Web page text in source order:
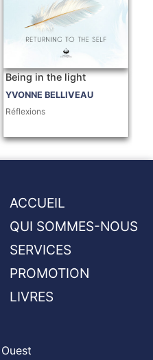
Being in the light
YVONNE BELLIVEAU
Réflexions
ACCUEIL
QUI SOMMES-NOUS
SERVICES
PROMOTION
LIVRES